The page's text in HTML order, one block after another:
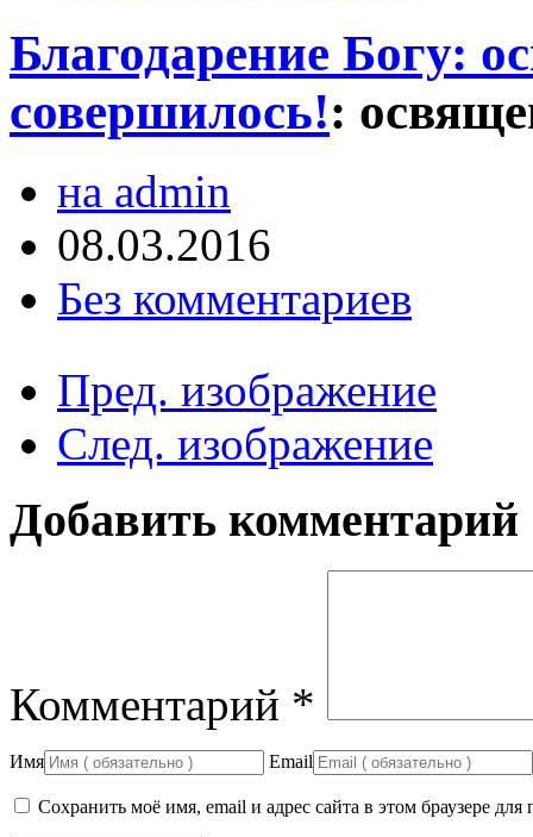
Благодарение Богу:
совершилось!:
на admin
08.03.2016
Без комментариев
Пред. изображение
След. изображение
Добавить комментарий
Комментарий *
Имя Email
Сохранить моё имя, email и адрес сайта в этом браузере